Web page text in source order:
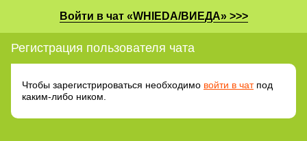
Войти в чат «WHIEDA/ВИЕДА» >>>
Регистрация пользователя чата
Чтобы зарегистрироваться необходимо войти в чатпод
каким-либо ником.